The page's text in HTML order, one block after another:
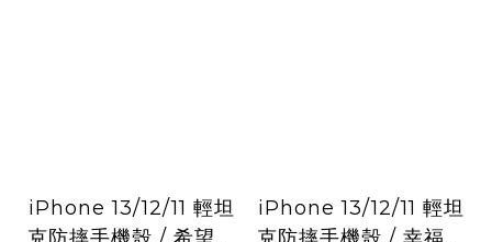
iPhone 13/12/11 輕坦
iPhone 13/12/11 輕坦